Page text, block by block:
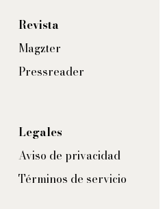
Revista
Magzter
Pressreader
Legales
Aviso de privacidad
Términos de servicio